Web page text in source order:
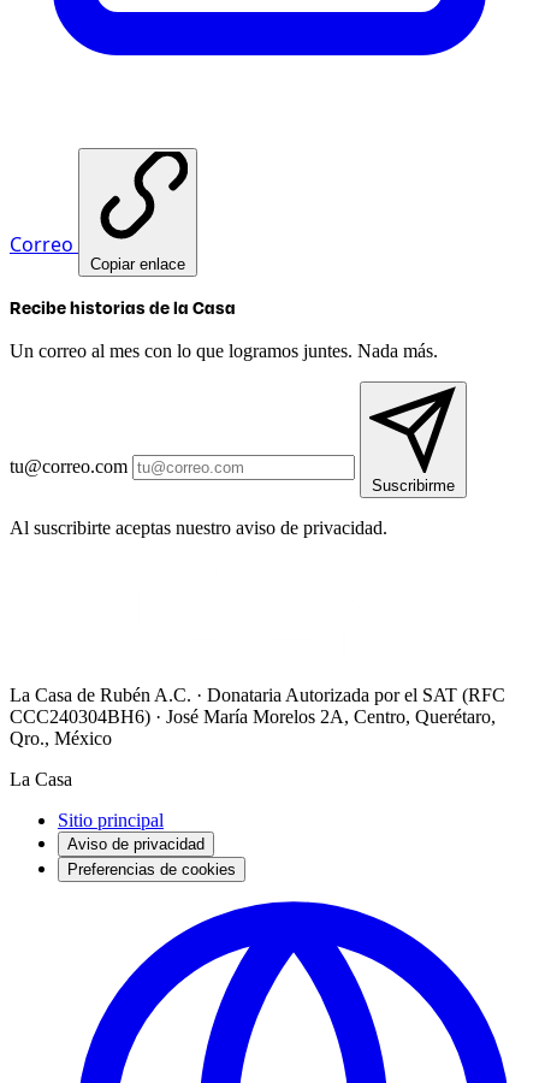
Correo
Copiar enlace
Recibe historias de la Casa
Un correo al mes con lo que logramos juntes. Nada más.
tu@correo.com
Suscribirme
Al suscribirte aceptas nuestro aviso de privacidad.
La Casa de Rubén A.C. · Donataria Autorizada por el SAT (RFC
CCC240304BH6) · José María Morelos 2A, Centro, Querétaro,
Qro., México
La Casa
Sitio principal
Aviso de privacidad
Preferencias de cookies